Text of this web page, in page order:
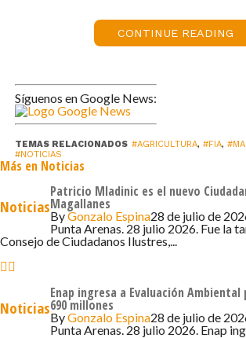
En esta oportunidad, agregó la Seremi, el
que se hayan destacado por su
transferir, transmitir y liderar procesos de
premiadas reciben tecnología informática
en el mercado agrario, que facilita la
también el acceso a mejores
Por su parte el representante del FIA
Vargas dijo que “queremos aportar a
mujer en un sector en que
sumen, ya que son muchas las mujeres
anónima están generando alternativas
CONTINUE READING
Síguenos en Google News:
TEMAS RELACIONADOS #AGRICULTURA, #FIA,
#NOTICIAS
Más en Noticias
Noticias
Patricio Mladinic es el nuevo
Magallanes
ByGonzalo Espina28 de julio de
Punta Arenas. 28 julio 2026. Fue la
Consejo de Ciudadanos Ilustres,...
Noticias
Enap ingresa a Evaluación
690 millones
ByGonzalo Espina28 de julio de
Punta Arenas. 28 julio 2026. Enap